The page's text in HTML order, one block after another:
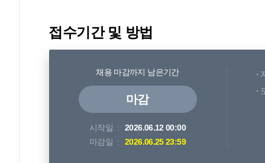
접수기간 및 방법
채용 마감까지 남은기간
마감
시작일
2026.06.12 00:00
마감일
2026.06.25 23:59